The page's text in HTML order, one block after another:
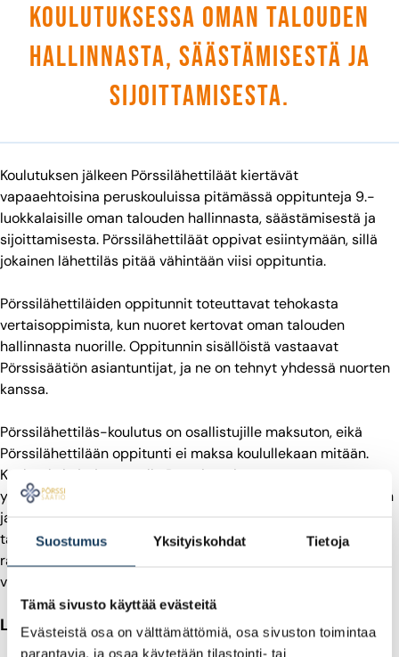
Suostumus Yksityiskohdat Tietoja
Tämä sivusto käyttää evästeitä
Evästeistä osa on välttämättömiä, osa sivuston toimintaa
parantavia, ja osaa käytetään tilastointi- tai
koulutuksessa oman talouden
hallinnasta, säästämisestä ja
sijoittamisesta.
Koulutuksen jälkeen Pörssilähettiläät kiertävät
vapaaehtoisina peruskouluissa pitämässä oppitunteja 9.-
luokkalaisille oman talouden hallinnasta, säästämisestä ja
sijoittamisesta. Pörssilähettiläät oppivat esiintymään, sillä
jokainen lähettiläs pitää vähintään viisi oppituntia.
Pörssilähettiläiden oppitunnit toteuttavat tehokasta
vertaisoppimista, kun nuoret kertovat oman talouden
hallinnasta nuorille. Oppitunnin sisällöistä vastaavat
Pörssisäätiön asiantuntijat, ja ne on tehnyt yhdessä nuorten
kanssa.
Pörssilähettiläs-koulutus on osallistujille maksuton, eikä
Pörssilähettilään oppitunti ei maksa koulullekaan mitään.
Koulutuksia järjestämällä Pörssisäätiö
ydintehtäviään, joihin kuuluu talousosaamisen parantaminen
ja osakesijoittamisen suosion lisääminen. Pörssisäätiö on
taloudellisesti ja poliittisesti riippumaton säätiö, joka
rahoittaa toimintansa omistamansa Pörssitalon
vuokratuotoilla.
Lisää tietoa Pörssilähettiläs-ohjelmasta: